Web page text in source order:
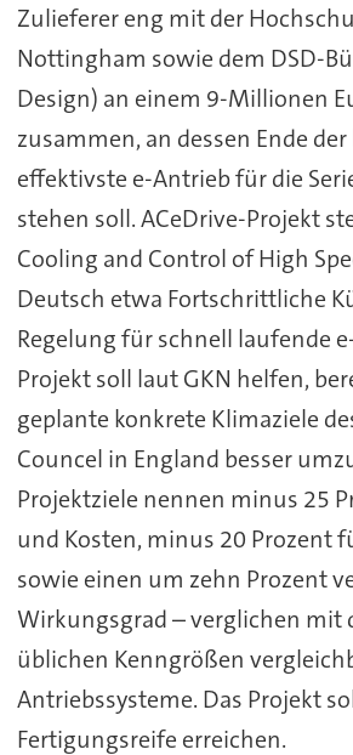
Zulieferer eng mit der
Nottingham sowie dem DSD-
Design) an einem 9-Millionen
zusammen, an dessen Ende
effektivste e-Antrieb für die
stehen soll. ACeDrive-Projekt
Cooling and Control of High
Deutsch etwa Fortschrittliche
Regelung für schnell laufende
Projekt soll laut GKN helfen,
geplante konkrete Klimaziele
Councel in England besser
Projektziele nennen minus 25
und Kosten, minus 20 Prozent
sowie einen um zehn Prozent
Wirkungsgrad – verglichen mit
üblichen Kenngrößen
Antriebssysteme. Das Projekt
Fertigungsreife erreichen.